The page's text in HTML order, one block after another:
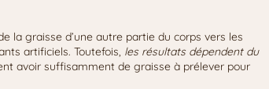
la graisse d’une autre partie du corps vers les
artificiels. Toutefois, les résultats dépendent du
avoir suffisamment de graisse à prélever pour